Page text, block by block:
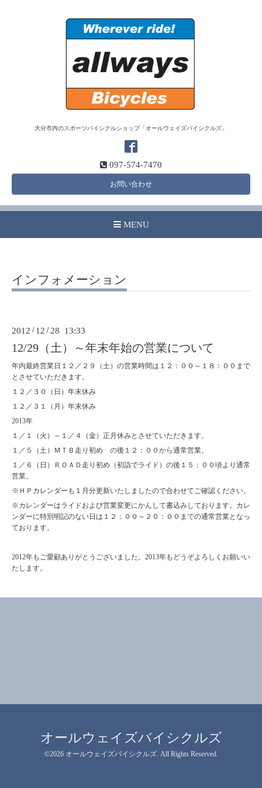
大分市内のスポーツバイシクルショップ「オールウェイズバイシクルズ」
097-574-7470
お問い合わせ
MENU
インフォメーション
2012 / 12 / 28 13:33
12/29（土）～年末年始の営業について
年内最終営業日１２／２９（土）の営業時間は１２：００～１８：００まで
とさせていただきます。
１２／３０（日）年末休み
１２／３１（月）年末休み
2013年
１／１（火）～１／４（金）正月休みとさせていただきます。
１／５（土）ＭＴＢ走り初め の後１２：００から通常営業。
１／６（日）ＲＯＡＤ走り初め（初詣でライド）の後１５：００頃より通常
営業。
※ＨＰカレンダーも１月分更新いたしましたので合わせてご確認ください。
※カレンダーはライドおよび営業変更にかんして書込みしております。カレ
ンダーに特別明記のない日は１２：００～２０：００までの通常営業となっ
ております。
2012年もご愛顧ありがとうございました。2013年もどうぞよろしくお願いい
たします。
オールウェイズバイシクルズ
©2026 オールウェイズバイシクルズ. All Rights Reserved.